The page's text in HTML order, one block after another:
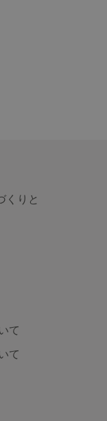
くりと
て
て